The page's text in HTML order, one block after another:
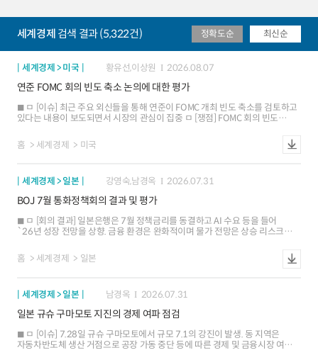
세계경제 검색 결과 (5,322건) 정확도순 최신순
세계경제 > 미국 황유선,이상원 2026.08.07
연준 FOMC 회의 빈도 축소 논의에 대한 평가
ㅁ [이슈] 최근 주요 외신들을 통해 연준이 FOMC 개최 빈도 축소를 검토하고
있다는 내용이 보도되면서 시장의 관심이 집중 ㅁ [쟁점] FOMC 회의 빈도
개최 빈도를 변경한 선례가 존재 ㅁ [평가] 연준이 FOMC 회의 빈도 또는 일정을
조정할 유인은 존재. 단, 시장에서는 통화정책 투명성 저하 등에 따른 혼란을
홈 세계경제 미국
세계경제 > 일본 강영숙,남경옥 2026.07.31
BOJ 7월 통화정책회의 결과 및 평가
ㅁ [회의 결과] 일본은행은 7월 정책금리를 동결하고 AI 수요 등을 들어
`26년 성장 전망을 상향. 금융 환경은 완화적이며 물가 전망은 상승 리스크가
엔화 약세를 지목하고 금리 인상 가속 가능성도 언급 ㅁ[시장 반응] 당국의
외환시장 개입, 일본은행의 물가 상승 위험 강조에도 조기 금리 인상 시그널
엔저가 재가속하면 금리 인상 시점이 앞당겨질 가능성
홈 세계경제 일본
세계경제 > 일본 남경옥 2026.07.31
일본 규슈 구마모토 지진의 경제 여파 점검
ㅁ [이슈] 7.28일 규슈 구마모토에서 규모 7.1의 강진이 발생. 동 지역은
자동차반도체 생산 거점으로 공장 가동 중단 등에 따른 경제 및 금융시장 여파